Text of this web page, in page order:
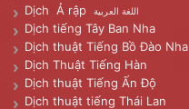
Dịch Ả rập
اللغة العربية
Dịch tiếng Tây Ban Nha
Dịch thuật Tiếng Bồ Đào Nha
Dịch Thuật Tiếng Hàn
Dịch thuật Tiếng Ấn Độ
Dịch thuật tiếng Thái Lan